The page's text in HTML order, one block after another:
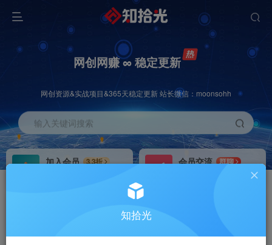
网创网赚 ∞ 稳定更新
网创资源&实战项目&365天稳定更新 站长微信：moonsohh
输入关键词搜索
加入会员
3.3折
会员交流
群聊
知拾光